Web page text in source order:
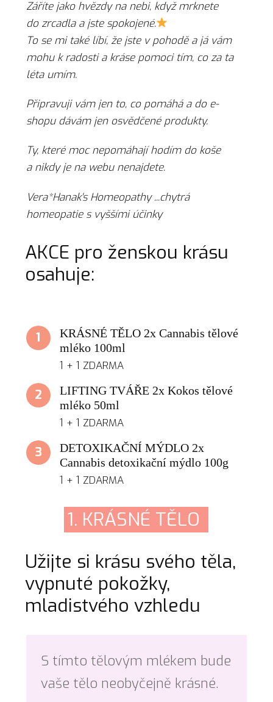
Záříte jako hvězdy na nebi, když mrknete
do zrcadla a jste spokojené.
To se mi také líbí, že jste v pohodě a já vám
mohu k radosti a kráse pomoci tím, co za ta
léta umím.
Připravuji vám jen to, co pomáhá a do e-
shopu dávám jen osvědčené produkty.
Ty, které moc nepomáhají hodím do koše
a nikdy je na webu nenajdete.
Vera*Hanak's Homeopathy ...chytrá
homeopatie s vyššími účinky
AKCE pro ženskou krásu
osahuje:
1
KRÁSNÉ TĚLO 2x Cannabis tělové
mléko 100ml
1 + 1 ZDARMA
2
LIFTING TVÁŘE 2x Kokos tělové
mléko 50ml
1 + 1 ZDARMA
3
DETOXIKAČNÍ MÝDLO 2x
Cannabis detoxikační mýdlo 100g
1 + 1 ZDARMA
1. KRÁSNÉ TĚLO
Užijte si krásu svého těla,
vypnuté pokožky,
mladistvého vzhledu
S tímto tělovým mlékem bude
vaše tělo neobyčejně krásné.